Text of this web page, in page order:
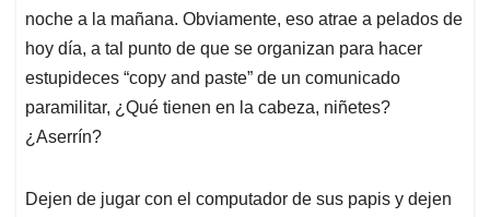
noche a la mañana. Obviamente, eso atrae a pelados de
hoy día, a tal punto de que se organizan para hacer
estupideces “copy and paste” de un comunicado
paramilitar, ¿Qué tienen en la cabeza, niñetes?
¿Aserrín?
Dejen de jugar con el computador de sus papis y dejen